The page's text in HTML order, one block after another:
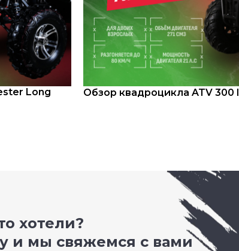
Long
Обзор квадроцикла ATV 300
хотели?
и мы свяжемся с вами